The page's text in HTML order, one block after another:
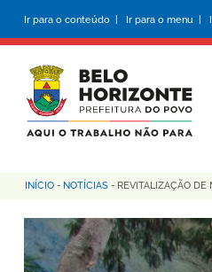
conteúdo
principal
Ir para o conteúdo | Ir para o menu |
Trilha
de
navegação
INÍCIO - NOTÍCIAS - REVITALIZAÇÃO